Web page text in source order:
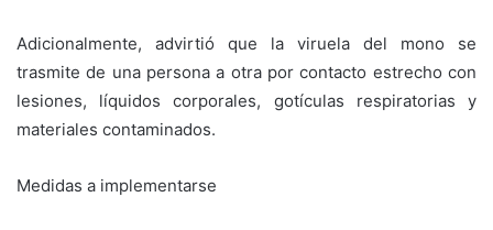
Adicionalmente, advirtió que la viruela del mono se
trasmite de una persona a otra por contacto estrecho con
lesiones, líquidos corporales, gotículas respiratorias y
materiales contaminados.
Medidas a implementarse